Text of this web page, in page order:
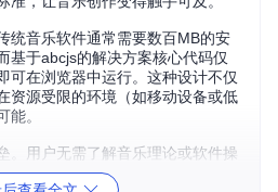
统音乐软件通常需要数百MB的安
基于abcjs的解决方案核心代码仅
可在浏览器中运行。这种设计不仅
资源受限的环境（如移动设备或低
能。
。用户无需了解音乐理论或软件操
谱法规则，即可直接在文本编辑器